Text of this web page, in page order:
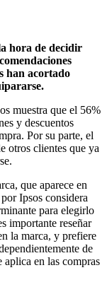
hora de decidir
han acortado
muestra que el 56%
y descuentos
Por su parte, el
otros clientes que ya
que aparece en
Ipsos considera
para elegirlo
importante reseñar
la marca, y prefiere
de
aplica en las compras